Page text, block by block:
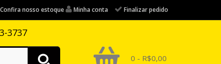
Confira nosso estoque Minha conta Finalizar pedido
3737
0 - R$0,00